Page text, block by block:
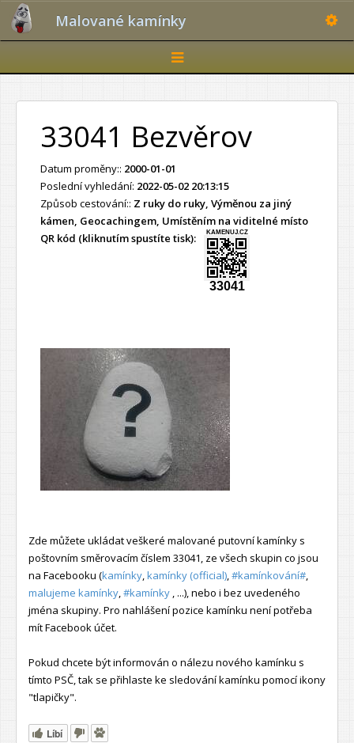
Malované kamínky
Toggle
navigation
33041 Bezvěrov
Datum proměny:: 2000-01-01
Poslední vyhledání: 2022-05-02 20:13:15
Způsob cestování:: Z ruky do ruky, Výměnou za jiný
kámen, Geocachingem, Umístěním na viditelné místo
QR kód (kliknutím spustíte tisk):
KAMENUJ.CZ
33041
Zde můžete ukládat veškeré malované putovní kamínky s
poštovním směrovacím číslem 33041, ze všech skupin co jsou
na Facebooku (kamínky kamínky (official) #kamínkování#
malujeme kamínky #kamínky , ...), nebo i bez uvedeného
jména skupiny. Pro nahlášení pozice kamínku není potřeba
mít Facebook účet.
Pokud chcete být informován o nálezu nového kamínku s
tímto PSČ, tak se přihlaste ke sledování kamínku pomocí ikony
"tlapičky".
Líbí